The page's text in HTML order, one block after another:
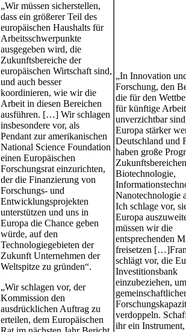
„Wir müssen sicherstellen,
dass ein größerer Teil des
europäischen Haushalts für
Arbeitsschwerpunkte
ausgegeben wird, die
Zukunftsbereiche der
europäischen Wirtschaft sind,
und auch besser
koordinieren, wie wir die
Arbeit in diesen Bereichen
ausführen. […] Wir schlagen
insbesondere vor, als
Pendant zur amerikanischen
National Science Foundation
einen Europäischen
Forschungsrat einzurichten,
der die Finanzierung von
Forschungs- und
Entwicklungsprojekten
unterstützen und uns in
Europa die Chance geben
würde, auf den
Technologiegebieten der
Zukunft Unternehmen der
Weltspitze zu gründen“.
„Wir schlagen vor, der
Kommission den
ausdrücklichen Auftrag zu
erteilen, dem Europäischen
„In Innovation
Forschung, den
die für den
für künftige
unverzichtbar
Europa stärker
Deutschland und
haben große
Biotechnologie,
Nanotechnologie
Ich schlage vor,
Europa
müssen wir die
entsprechenden
freisetzen
schlägt vor, die
Investitionsbank
einzubeziehen,
verdoppeln.
ihr ein